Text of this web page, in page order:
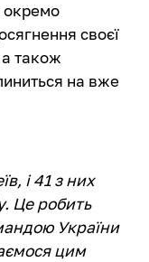
окремо
своєї
а також
на вже
і 41 з них
Це робить
України
цим